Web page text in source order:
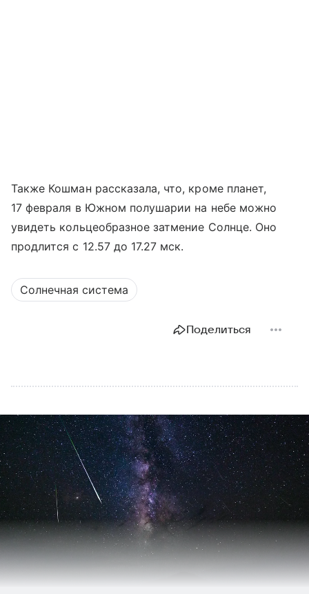
Также Кошман рассказала, что, кроме планет,
17 февраля в Южном полушарии на небе можно
увидеть кольцеобразное затмение Солнце. Оно
продлится с 12.57 до 17.27 мск.
Солнечная система
Поделиться